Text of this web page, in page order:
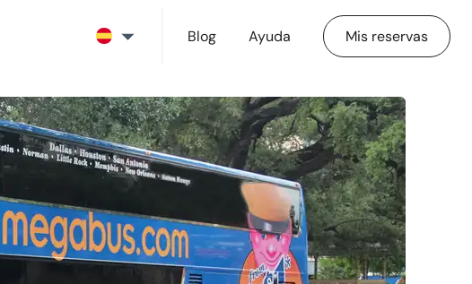
Blog Ayuda Mis reservas